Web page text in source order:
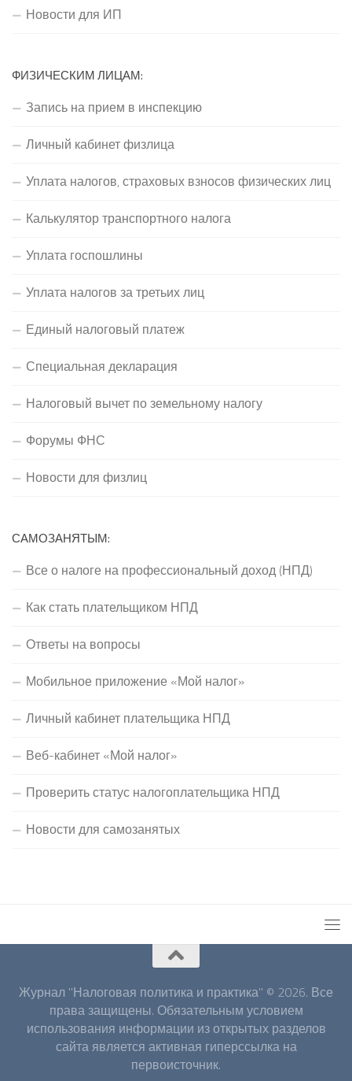
Новости для ИП
ФИЗИЧЕСКИМ ЛИЦАМ:
Запись на прием в инспекцию
Личный кабинет физлица
Уплата налогов, страховых взносов физических лиц
Калькулятор транспортного налога
Уплата госпошлины
Уплата налогов за третьих лиц
Единый налоговый платеж
Специальная декларация
Налоговый вычет по земельному налогу
Форумы ФНС
Новости для физлиц
САМОЗАНЯТЫМ:
Все о налоге на профессиональный доход (НПД)
Как стать плательщиком НПД
Ответы на вопросы
Мобильное приложение «Мой налог»
Личный кабинет плательщика НПД
Веб-кабинет «Мой налог»
Проверить статус налогоплательщика НПД
Новости для самозанятых
Журнал "Налоговая политика и практика" © 2026. Все
права защищены. Обязательным условием
использования информации из открытых разделов
сайта является активная гиперссылка на
первоисточник.